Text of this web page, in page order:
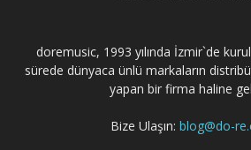
doremusic, 1993 yılında İzmir`de
sürede dünyaca ünlü markaların
yapan bir firma haline
Bize Ulaşın: blog@do-